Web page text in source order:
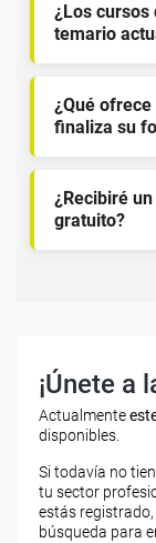
¿Los cursos
temario
¿Qué
finaliza su
¿Recibiré
gratuito?
¡Únete a
Actualmente
disponibles.
Si todavía no
tu sector
estás
búsqueda para